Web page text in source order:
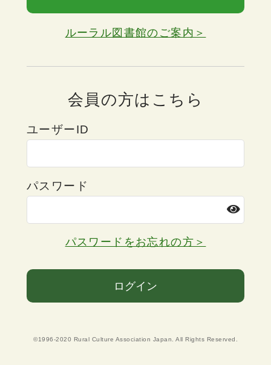
ルーラル図書館のご案内＞
会員の方はこちら
ユーザーID
パスワード
パスワードをお忘れの方＞
ログイン
©1996-2020 Rural Culture Association Japan. All Rights Reserved.